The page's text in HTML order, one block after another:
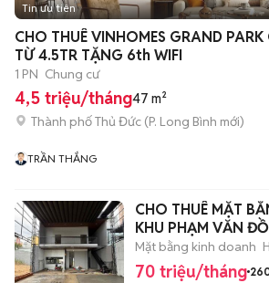
Tin ưu tiên
CHO THUÊ VINHOMES GRAND
TỪ 4.5TR TẶNG 6th WIFI
1 PN Chung cư
4,5 triệu/tháng47 m²
Thành phố Thủ Đức (P. Long Bình mới)
TRẦN THẮNG
CHO THUÊ MẶT
KHU PHẠM VĂN
NGANG 10M
Mặt bằng kinh doanh
70 triệu/tháng